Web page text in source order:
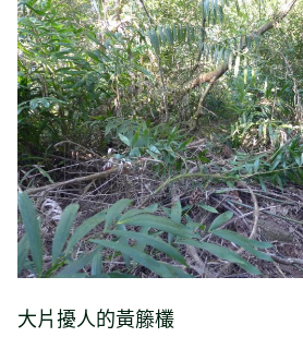
大片擾人的黃籐欉